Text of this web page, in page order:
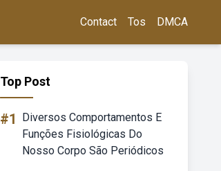
Contact Tos DMCA
Top Post
#1
Diversos Comportamentos E
Funções Fisiológicas Do
Nosso Corpo São Periódicos